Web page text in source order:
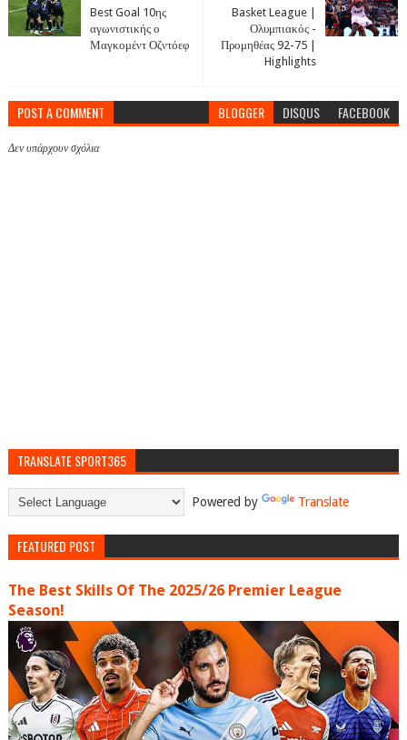
Basket League |
Ολυμπιακός -
Προμηθέας 92-75 |
Highlights
Best Goal 10ης
αγωνιστικής ο
Μαγκομέντ Οζντόεφ
POST A COMMENT BLOGGER DISQUS FACEBOOK
Δεν υπάρχουν σχόλια
TRANSLATE SPORT365
Powered by Translate
FEATURED POST
The Best Skills Of The 2025/26 Premier League
Season!